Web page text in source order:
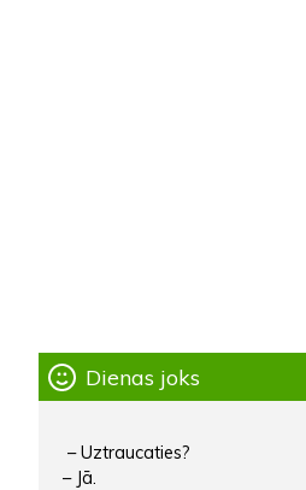
Dienas joks
– Uztraucaties?
– Jā.